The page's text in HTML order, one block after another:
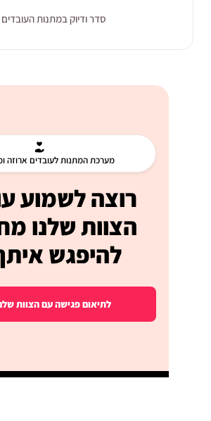
סדר ודיוק במתנות העובדים
מערכת המתנות לעובדים ארוזה
רוצה לשמוע
הצוות שלנו
להיפגש
לתיאום פגישה עם הצוות